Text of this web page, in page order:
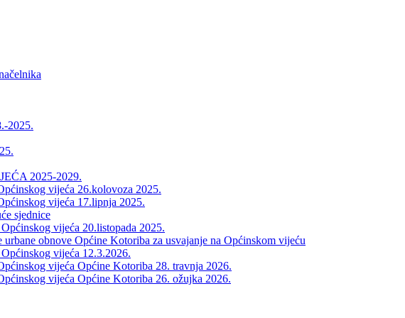
2025.
2025-2029.
vijeća 26.kolovoza 2025.
vijeća 17.lipnja 2025.
sjednice
vijeća 20.listopada 2025.
urbane obnove Općine Kotoriba za usvajanje na Općinskom vijeću
vijeća 12.3.2026.
vijeća Općine Kotoriba 28. travnja 2026.
vijeća Općine Kotoriba 26. ožujka 2026.